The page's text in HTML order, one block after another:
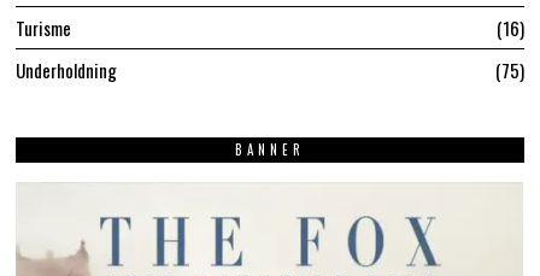
Turisme
16
Underholdning
75
BANNER